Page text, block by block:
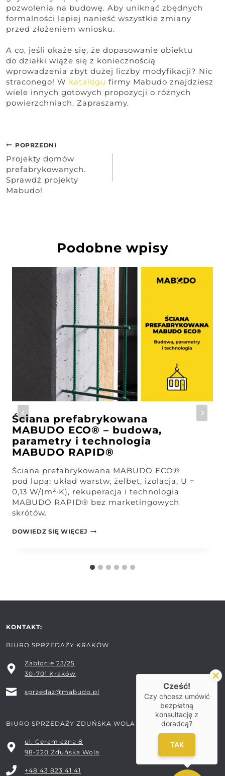
pozwolenia na budowę. Aby uniknąć zbędnych
formalności lepiej nanieść wszystkie zmiany
przed złożeniem wniosku.
A co, jeśli okaże się, że dopasowanie obiektu
do działki wiąże się z koniecznością
wprowadzenia zbyt dużej liczby modyfikacji? Nic
straconego! W katalogu firmy Mabudo znajdziesz
wiele innych gotowych propozycji o różnych
powierzchniach. Zapraszamy.
Nawigacja
wpisu
POPRZEDNI
Projekty domów
prefabrykowanych.
Sprawdź projekty
Mabudo!
Podobne wpisy
Ściana prefabrykowana
MABUDO ECO® – budowa,
parametry i technologia
MABUDO RAPID®
Ściana prefabrykowana MABUDO ECO®
pod lupą: układ warstw, żelbet, izolacja, U =
0,13 W/(m²·K), rekuperacja i technologia
MABUDO RAPID® bez marketingowych
skrótów.
DOWIEDZ SIĘ WIĘCEJŚCIANA
BUDOWA,
RAPID®
KONTAKT:
BIURO SPRZEDAŻY KRAKÓW
Zabłocie 23/25
30-701 Kraków
sprzedaz@mabudo.pl
BIURO SPRZEDAŻY ZDUŃSKA WOLA
ul. Ceramiczna 8
98-220 Zduńska Wola
+48 43 823 41 41
Cześć!
Czy chcesz umówić
bezpłatną
konsultację z
doradcą?
TAK